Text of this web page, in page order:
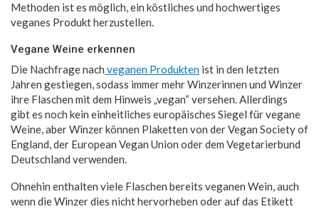
Methoden ist es möglich, ein köstliches und hochwertiges
veganes Produkt herzustellen.
Vegane Weine erkennen
Die Nachfrage nach veganen Produkten ist in den letzten
Jahren gestiegen, sodass immer mehr Winzerinnen und Winzer
ihre Flaschen mit dem Hinweis „vegan“ versehen. Allerdings
gibt es noch kein einheitliches europäisches Siegel für vegane
Weine, aber Winzer können Plaketten von der Vegan Society of
England, der European Vegan Union oder dem Vegetarierbund
Deutschland verwenden.
Ohnehin enthalten viele Flaschen bereits veganen Wein, auch
wenn die Winzer dies nicht hervorheben oder auf das Etikett